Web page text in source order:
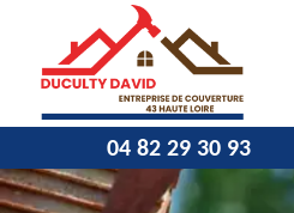
04 82 29 30 93